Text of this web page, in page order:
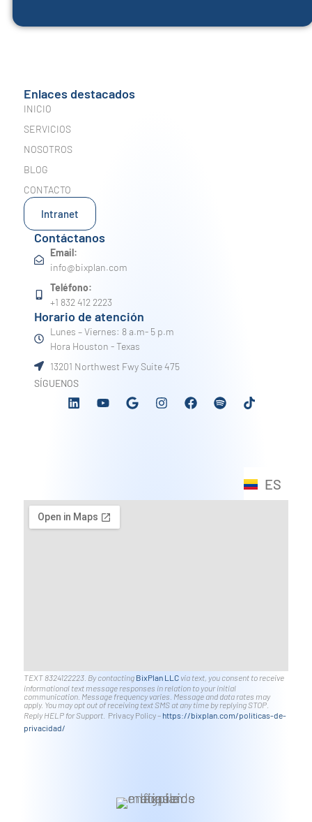
Enlaces destacados
INICIO
SERVICIOS
NOSOTROS
BLOG
CONTACTO
Intranet
Contáctanos
Email:
info@bixplan.com
Teléfono:
+1 832 412 2223
Horario de atención
Lunes – Viernes: 8 a.m- 5 p.m
Hora Houston - Texas
13201 Northwest Fwy Suite 475
SÍGUENOS
ES
EN
TEXT 8324122223. By contacting BixPlan LLCvia text, you consent to receive
informational text message responses in relation to your initial
communication. Message frequency varies. Message and data rates may
apply. You may opt out of receiving text SMS at any time by replying STOP.
Reply HELP for Support. Privacy Policy – https://bixplan.com/politicas-de-
privacidad/